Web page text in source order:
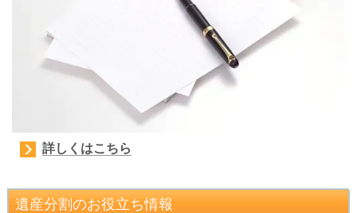
詳しくはこちら
遺産分割のお役立ち情報